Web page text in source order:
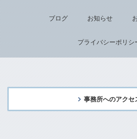
ブログ お知らせ
プライバシーポリシ
事務所へのアクセ